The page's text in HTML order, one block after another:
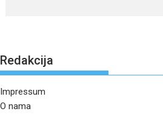
Redakcija
Impressum
O nama